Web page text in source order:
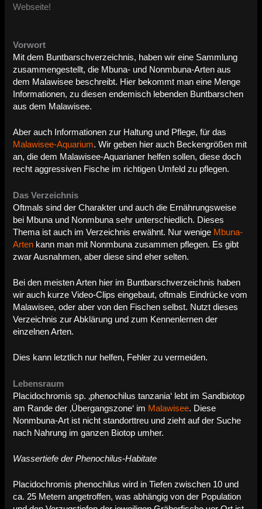
Webseite!
Vorwort
Mit dem Buntbarschverzeichnis, haben wir eine Sammlung
zusammengestellt, die Mbuna- und Nonmbuna-Arten aus
dem Malawisee beschreibt. Hier bekommt man eine Menge
Informationen, zu diesen endemisch lebenden Buntbarschen
aus dem Malawisee.
Aber auch Informationen zur Haltung und Pflege, für das
Malawisee-Aquarium. Wir geben hier auch Beckengrößen mit
an, die dem Malawisee-Aquarianer helfen sollen, diese doch
recht aggressiven Fische im richtigen Umfeld zu pflegen.
Das Verzeichnis
Oftmals sind der Charakter und auch die Ernährungsweise
bei Mbuna und Nonmbuna sehr unterschiedlich. Dieses
Thema ist auch im Verzeichnis erwähnt. Nur wenige Mbuna-
Arten kann man mit Nonmbuna zusammen pflegen. Es gibt
zwar Ausnahmen, aber diese sind eher selten.
Bei den meisten Arten hier im Buntbarschverzeichnis haben
wir auch kurze Video-Clips eingebaut, oftmals Eindrücke vom
Malawisee, oder aber von den Fischen selbst. Nutzt dieses
Verzeichnis zur Abklärung und zum Kennenlernen der
einzelnen Arten.
Dies kann letztlich nur helfen, Fehler zu vermeiden.
Lebensraum
Placidochromis sp. ‚phenochilus tanzania‘ lebt im Sandbiotop
am Rande der ‚Übergangszone‘ im Malawisee. Diese
Nonmbuna-Art ist nicht standorttreu und zieht auf der Suche
nach Nahrung im ganzen Biotop umher.
Wassertiefe der Phenochilus-Habitate
Placidochromis phenochilus wird in Tiefen zwischen 10 und
ca. 25 Metern angetroffen, was abhängig von der Population